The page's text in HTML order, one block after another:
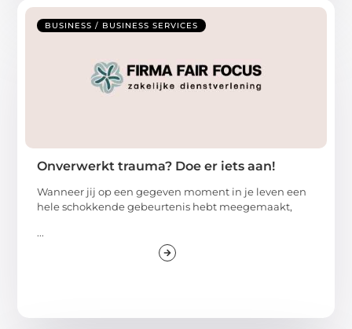
BUSINESS / BUSINESS SERVICES
Onverwerkt trauma? Doe er iets aan!
Wanneer jij op een gegeven moment in je leven een
hele schokkende gebeurtenis hebt meegemaakt,
...